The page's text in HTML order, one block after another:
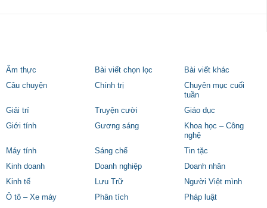
Ẩm thực Bài viết chọn lọc
Bài viết khác
Câu chuyện
Chính trị
Chuyên mục cuối
tuần
Giải trí
Truyện cười
Giáo dục
Giới tính
Gương sáng
Khoa học – Công
nghệ
Máy tính
Sáng chế
Tin tặc
Kinh doanh
Doanh nghiệp
Doanh nhân
Kinh tế
Lưu Trữ
Người Việt mình
Ô tô – Xe máy
Phân tích
Pháp luật